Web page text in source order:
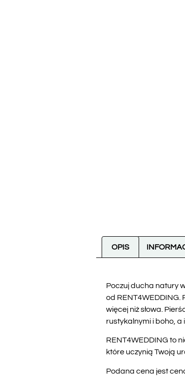
OPIS
Poczuj ducha natury
od
więcej niż słowa.
rustykalnymi i boho,
RENT4WEDDING to
które uczynią Twoją
Podana cena jest